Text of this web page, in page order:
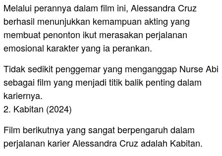
Melalui perannya dalam film ini, Alessandra Cruz
berhasil menunjukkan kemampuan akting yang
membuat penonton ikut merasakan perjalanan
emosional karakter yang ia perankan.
Tidak sedikit penggemar yang menganggap Nurse Abi
sebagai film yang menjadi titik balik penting dalam
kariernya.
2. Kabitan (2024)
Film berikutnya yang sangat berpengaruh dalam
perjalanan karier Alessandra Cruz adalah Kabitan.